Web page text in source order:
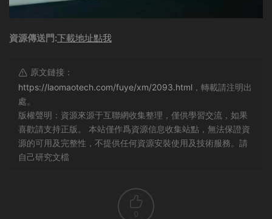
資源傳送門:下載地址點我
原文鏈接：
https://laomaotech.com/fuye/xm/2093.html ，轉載請注明出
處。
版權聲明：資源來源于互聯網收集整理，僅供學習交流，如果
喜歡請支持正版。 本站僅作爲資源信息收集站點，無法保證資
源的可用及完整性，不提供任何資源安裝使用及技術服務。請
自己研究文檔
0